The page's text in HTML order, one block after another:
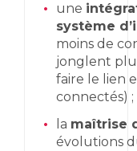
une
système
moins de
jonglent
faire le lien
connectés) ;
la maîtrise
évolutions